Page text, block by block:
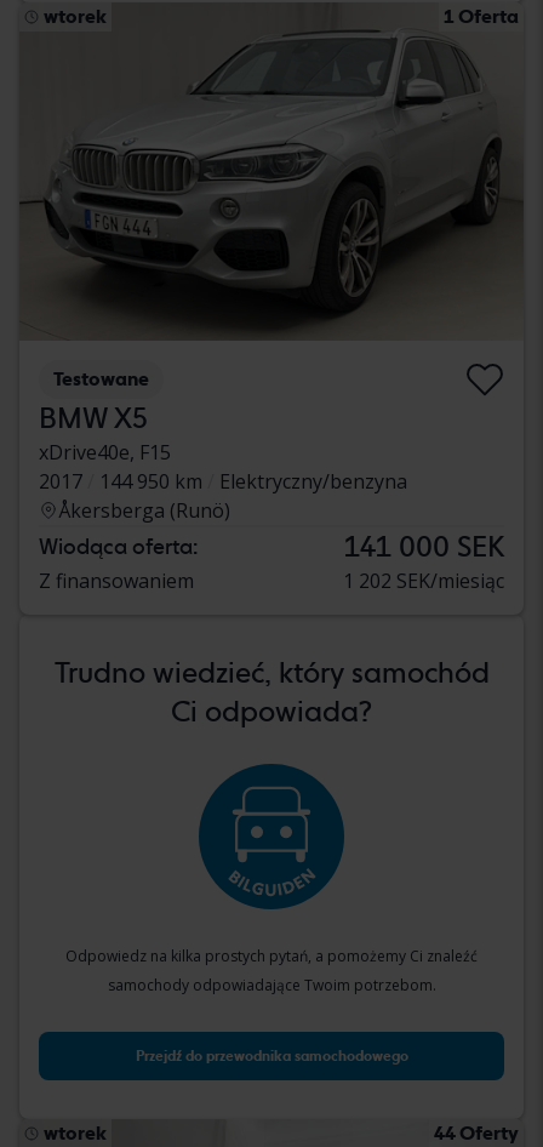
wtorek 1 Oferta
Testowane
BMW X5
xDrive40e, F15
2017
144 950 km
Elektryczny/benzyna
Åkersberga (Runö)
Wiodąca oferta: 141 000 SEK
Z finansowaniem 1 202 SEK/miesiąc
Trudno wiedzieć, który samochód
Ci odpowiada?
Odpowiedz na kilka prostych pytań, a pomożemy Ci znaleźć
samochody odpowiadające Twoim potrzebom.
Przejdź do przewodnika samochodowego
wtorek 44 Oferty